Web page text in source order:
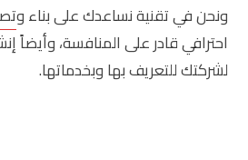
ونحن في تقنية نساعدك على بناء و
احترافي قادر على المنافسة، وأيضاً
لشركتك للتعريف بها وبخدماتها.